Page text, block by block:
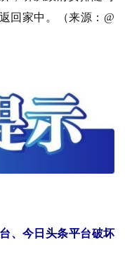
回家中。（来源：@
今日头条平台破坏